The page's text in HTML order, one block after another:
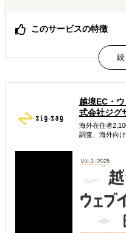
このサービスの特徴
伝え方・見せ方を現地
現地在住マーケターと
マーケ支援と現地人材
属するジャンル
海外市場調査・マーケティン
海外テストマーケティング・
解決できる課題
有効なプロモーション方法を
越境EC・
式会社ジグ
海外在住者
調査、海外向